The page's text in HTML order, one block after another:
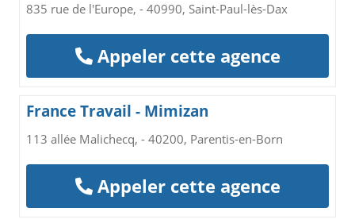
835 rue de l'Europe, - 40990, Saint-Paul-lès-Dax
Appeler cette agence
France Travail - Mimizan
113 allée Malichecq, - 40200, Parentis-en-Born
Appeler cette agence